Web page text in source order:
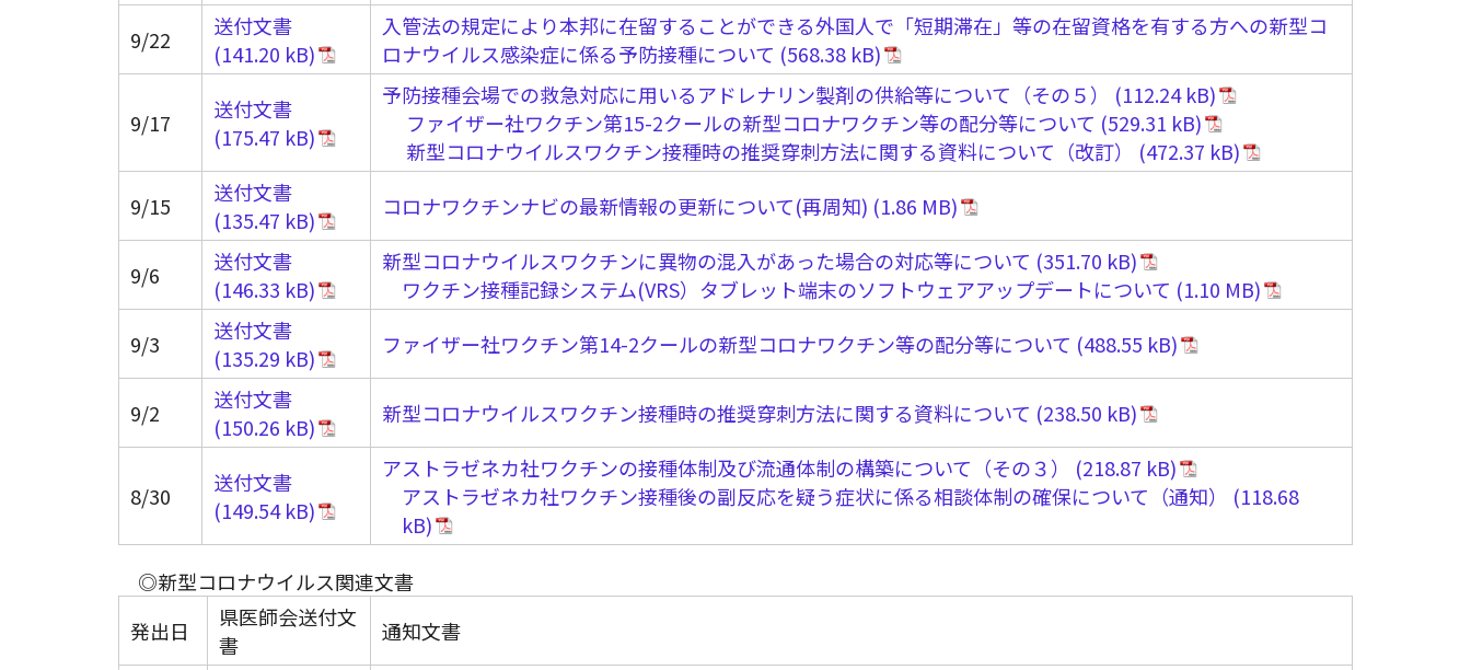
9/22
送付文書
入管法の規定により本邦に在留することができる外国人で「短期滞在」等の在留資格を有する方への新型コ
ロナウイルス感染症に係る予防接種について
9/17 送付文書
予防接種会場での救急対応に用いるアドレナリン製剤の供給等について（その５）
ファイザー社ワクチン第15-2クールの新型コロナワクチン等の配分等について
新型コロナウイルスワクチン接種時の推奨穿刺方法に関する資料について（改訂）
9/15
送付文書 コロナワクチンナビの最新情報の更新について(再周知)
9/6 送付文書
新型コロナウイルスワクチンに異物の混入があった場合の対応等について
ワクチン接種記録システム(VRS）タブレット端末のソフトウェアアップデートについて
9/3
送付文書 ファイザー社ワクチン第14-2クールの新型コロナワクチン等の配分等について
9/2 送付文書 新型コロナウイルスワクチン接種時の推奨穿刺方法に関する資料について
8/30 送付文書
アストラゼネカ社ワクチンの接種体制及び流通体制の構築について（その３）
アストラゼネカ社ワクチン接種後の副反応を疑う症状に係る相談体制の確保について（通知）
◎新型コロナウイルス関連文書
発出日
県医師会送付文
書
通知文書